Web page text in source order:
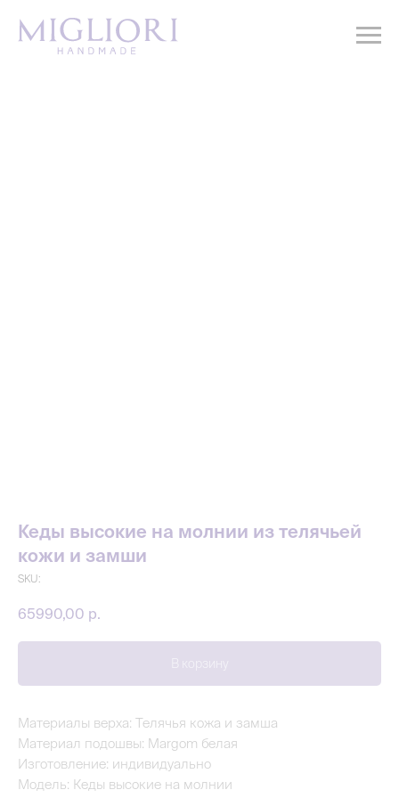
Кеды высокие на молнии из телячьей
кожи и замши
SKU:
65990,00 р.
Материалы верха: Телячья кожа и замша
Материал подошвы: Margom белая
Изготовление: индивидуально
Модель: Кеды высокие на молнии